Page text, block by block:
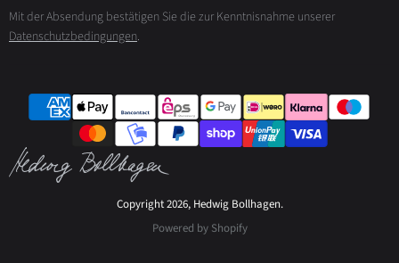
Mit der Absendung bestätigen Sie die zur Kenntnisnahme unserer
Datenschutzbedingungen.
Copyright 2026, Hedwig Bollhagen.
Powered by Shopify